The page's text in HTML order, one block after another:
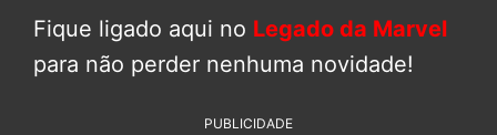
Fique ligado aqui no Legado da Marvel
para não perder nenhuma novidade!
PUBLICIDADE